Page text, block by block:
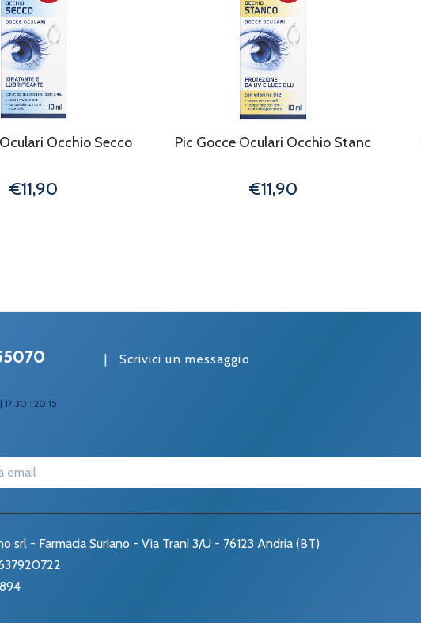
Occhio Secco
€11,90
Pic Gocce Oculari Occhio Stanc
€11,90
: 20.15
| Scrivici un messaggio
srl - Farmacia Suriano - Via Trani 3/U - 76123 Andria (BT)